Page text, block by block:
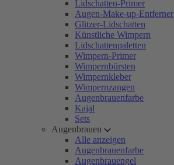
Lidschatten-Primer
Augen-Make-up-Entferner
Glitzer-Lidschatten
Künstliche Wimpern
Lidschattenpaletten
Wimpern-Primer
Wimpernbürsten
Wimpernkleber
Wimpernzangen
Augenbrauenfarbe
Kajal
Sets
Augenbrauen
Alle anzeigen
Augenbrauenfarbe
Augenbrauengel